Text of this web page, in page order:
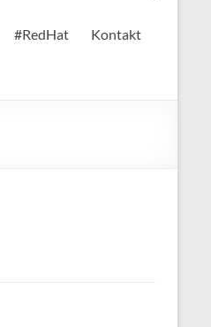
#RedHat
Kontakt